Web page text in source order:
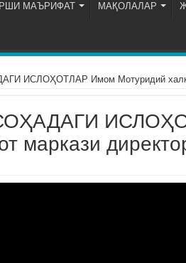
МАЪРИФАТ МАҚОЛАЛАР
ИСЛОҲОТЛАР Имом Мотуридий
маркази